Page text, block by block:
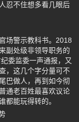
忍不住想多看几眼后
场警示教科书。2018
副处级非领导职务的
委监委一声通报，又
，这几个字分量可不
巴做人，再到如今彻
通老百姓最喜欢议论
都能玩得转的。